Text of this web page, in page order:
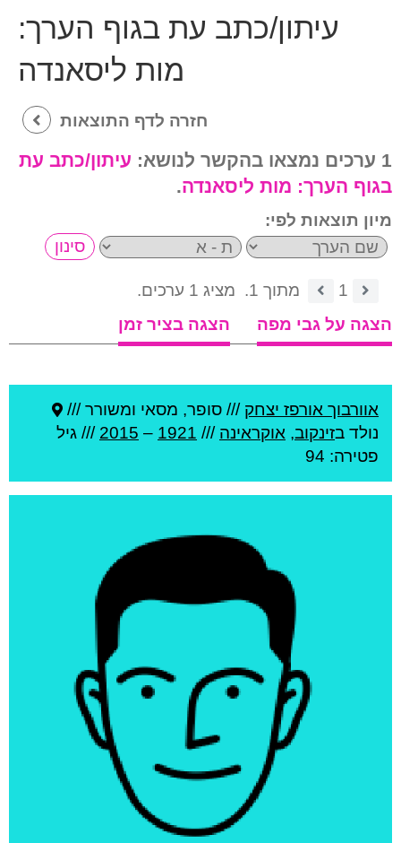
עיתון/כתב עת בגוף הערך:
מות ליסאנדה
חזרה לדף התוצאות
1 ערכים נמצאו בהקשר לנושא:
עיתון/כתב עת
בגוף הערך: מות ליסאנדה.
מיון תוצאות לפי:
1 מתוך 1.
מציג 1 ערכים.
הצגה על גבי מפה
הצגה בציר זמן
אוורבוך אורפז יצחק /// סופר, מסאי ומשורר ///
נולד בזינקוב, אוקראינה ///
1921
–
2015 /// גיל
פטירה: 94